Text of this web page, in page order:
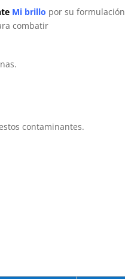
Mi brillo por su formulación
combatir
contaminantes.